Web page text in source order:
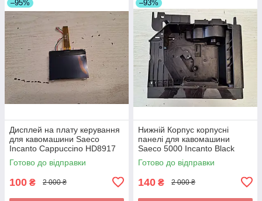
–95%
Дисплей на плату керування
для кавомашини Saeco
Incanto Cappuccino HD8917
б/у 421941307111 (R)
_дефект
Готово до відправки
100 ₴ 2 000 ₴
–93%
Нижній Корпус корпусні
панелі для кавомашини
Saeco 5000 Incanto Black
EP5310/10 б/у _царапини
Готово до відправки
140 ₴ 2 000 ₴